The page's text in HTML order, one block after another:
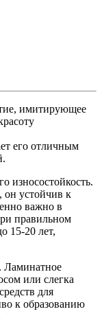
имитирующее
его отличным
износостойкость.
он устойчив к
важно в
правильном
15-20 лет,
Ламинатное
или слегка
для
к образованию